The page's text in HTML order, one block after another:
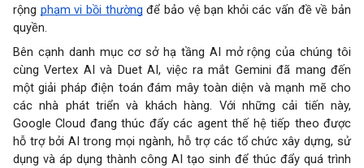
rộng phạm vi bồi thường để bảo vệ bạn khỏi các vấn đề về bản
quyền.
Bên cạnh danh mục cơ sở hạ tầng AI mở rộng của chúng tôi
cùng Vertex AI và Duet AI, việc ra mắt Gemini đã mang đến
một giải pháp điện toán đám mây toàn diện và mạnh mẽ cho
các nhà phát triển và khách hàng. Với những cải tiến này,
Google Cloud đang thúc đẩy các agent thế hệ tiếp theo được
hỗ trợ bởi AI trong mọi ngành, hỗ trợ các tổ chức xây dựng, sử
dụng và áp dụng thành công AI tạo sinh để thúc đẩy quá trình